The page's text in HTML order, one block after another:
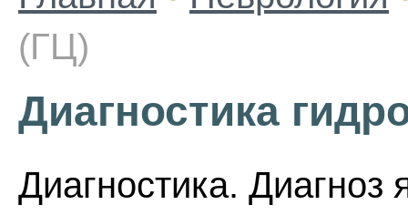
(ГЦ)
Диагностика
Диагностика.